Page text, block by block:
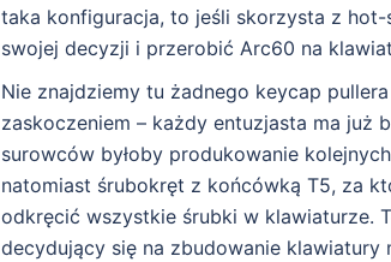
taka konfiguracja, to jeśli skorzysta z
swojej decyzji i przerobić Arc60 na
Nie znajdziemy tu żadnego keycap
zaskoczeniem – każdy entuzjasta ma już
surowców byłoby produkowanie
natomiast śrubokręt z końcówką T5, za
odkręcić wszystkie śrubki w klawiaturze.
decydujący się na zbudowanie